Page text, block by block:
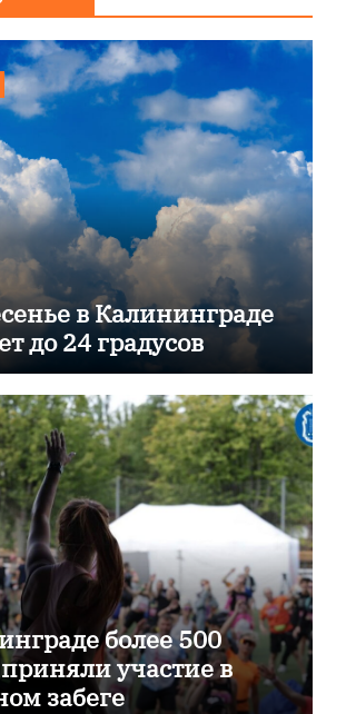
в Калининграде
до 24 градусов
более 500
участие в
забеге